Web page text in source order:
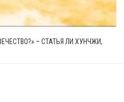
– СТАТЬЯ ЛИ ХУНЧЖИ,